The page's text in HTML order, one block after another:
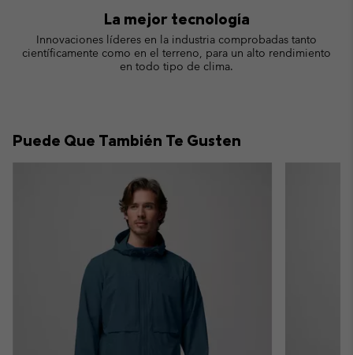
La mejor tecnología
Innovaciones líderes en la industria comprobadas tanto
científicamente como en el terreno, para un alto rendimiento
en todo tipo de clima.
Puede Que También Te Gusten